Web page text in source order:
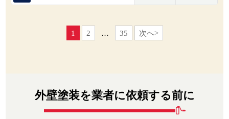
1 2 … 35 次へ>
外壁塗装を業者に依頼する前に